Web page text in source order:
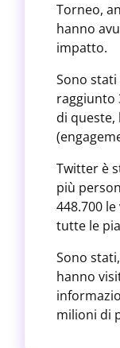
Torneo,
hanno
impatto.
Sono
raggiunto
di
Twitter è
più
448.700
tutte le
Sono
hanno
milioni di